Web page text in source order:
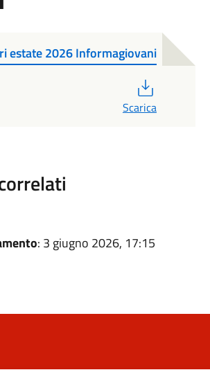
estate 2026 Informagiovani
Scarica
: 3 giugno 2026, 17:15